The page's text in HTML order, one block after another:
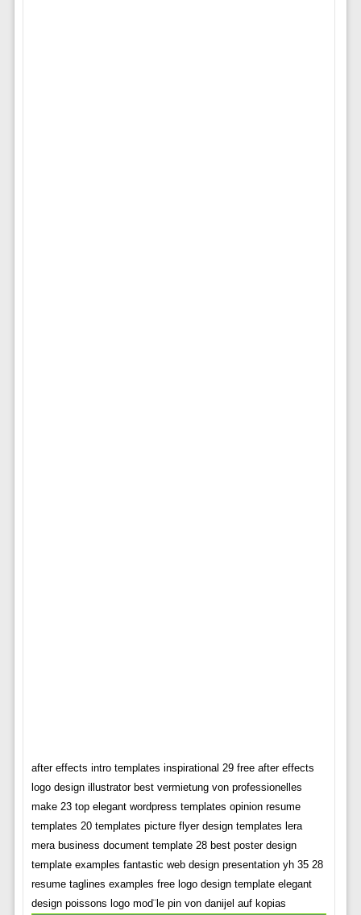
after effects intro templates inspirational 29 free after effects
logo design illustrator best vermietung von professionelles
make 23 top elegant wordpress templates opinion resume
templates 20 templates picture flyer design templates lera
mera business document template 28 best poster design
template examples fantastic web design presentation yh 35 28
resume taglines examples free logo design template elegant
design poissons logo mod¨le pin von danijel auf kopias